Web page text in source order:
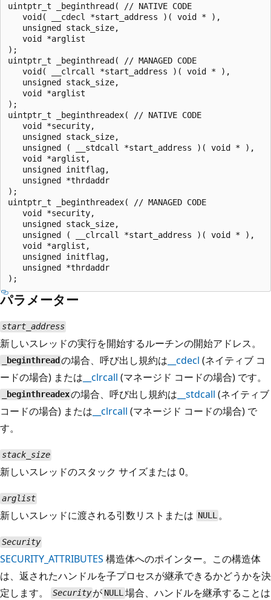
uintptr_t _beginthread( // NATIVE CODE
   void( __cdecl *start_address )( void * ),
   unsigned stack_size,
   void *arglist
);
uintptr_t _beginthread( // MANAGED CODE
   void( __clrcall *start_address )( void * ),
   unsigned stack_size,
   void *arglist
);
uintptr_t _beginthreadex( // NATIVE CODE
   void *security,
   unsigned stack_size,
   unsigned ( __stdcall *start_address )( void * ),
   void *arglist,
   unsigned initflag,
   unsigned *thrdaddr
);
uintptr_t _beginthreadex( // MANAGED CODE
   void *security,
   unsigned stack_size,
   unsigned ( __clrcall *start_address )( void * ),
   void *arglist,
   unsigned initflag,
   unsigned *thrdaddr
パラメーター
start_address
新しいスレッドの実行を開始するルーチンの開始アドレス。
_beginthread の場合、呼び出し規約は __cdecl (ネイティブ コ
ードの場合) または __clrcall (マネージド コードの場合) です。
_beginthreadexの場合、呼び出し規約は __stdcall (ネイティブ
コードの場合) または __clrcall (マネージド コードの場合) で
す。
stack_size
新しいスレッドのスタック サイズまたは 0。
arglist
新しいスレッドに渡される引数リストまたは NULL 。
Security
SECURITY_ATTRIBUTES 構造体へのポインター。この構造体
は、返されたハンドルを子プロセスが継承できるかどうかを決
定します。
Security が NULL場合、ハンドルを継承することは